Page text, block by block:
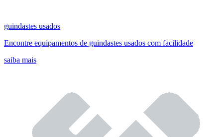
guindastes usados
Encontre equipamentos de guindastes usados com facilidade
saiba mais